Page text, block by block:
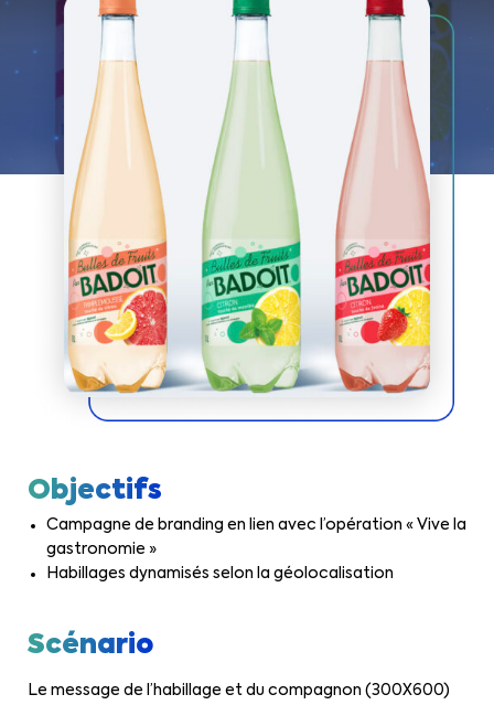
Objectifs
Campagne de branding en lien avec l’opération « Vive la
gastronomie »
Habillages dynamisés selon la géolocalisation
Scénario
Le message de l’habillage et du compagnon (300X600)